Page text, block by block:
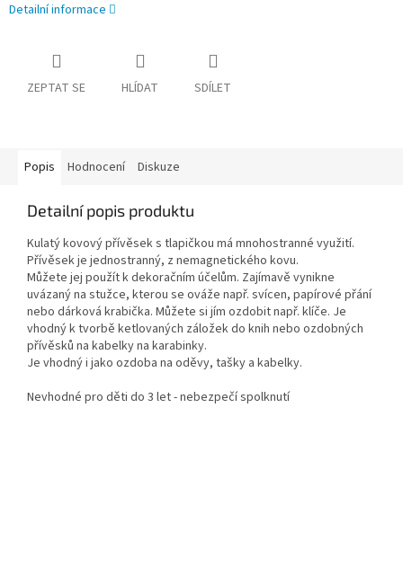
Detailní informace
ZEPTAT SE HLÍDAT SDÍLET
Popis Hodnocení Diskuze
Detailní popis produktu
Kulatý kovový přívěsek s tlapičkou má mnohostranné využití.
Přívěsek je jednostranný, z nemagnetického kovu.
Můžete jej použítk dekoračním účelům. Zajímavě vynikne
uvázaný na stužce, kterou se ováže např. svícen, papírové přání
nebo dárková krabička. Můžete si jím ozdobit např. klíče. Je
vhodný k tvorbě ketlovaných záložek do knih nebo ozdobných
přívěsků na kabelky na karabinky.
Je vhodný i jako ozdoba na oděvy, tašky a kabelky.
Nevhodné pro děti do 3 let - nebezpečí spolknutí